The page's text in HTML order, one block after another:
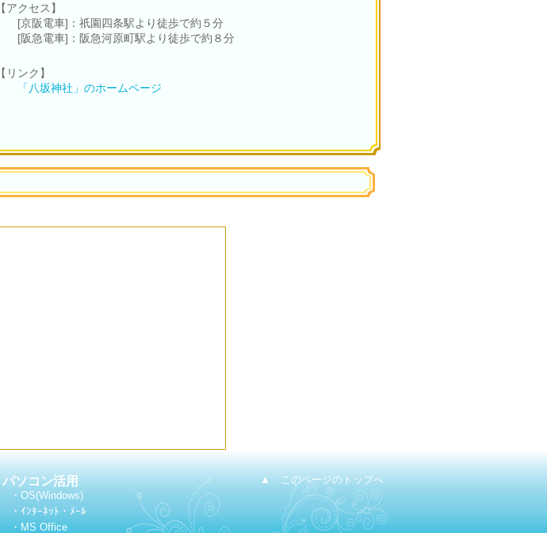
【アクセス】
[京阪電車]：祇園四条駅より徒歩で約５分
[阪急電車]：阪急河原町駅より徒歩で約８分
【リンク】
「八坂神社」のホームページ
パソコン活用
▲ このページのトップへ
・OS(Windows)
・ｲﾝﾀｰﾈｯﾄ・ﾒｰﾙ
・MS Office